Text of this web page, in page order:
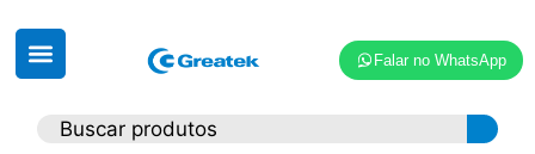
Falar no WhatsApp